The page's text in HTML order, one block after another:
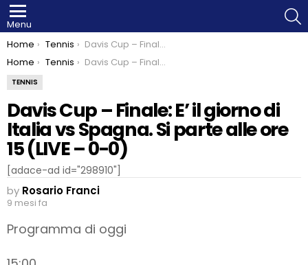
Menu
You are here:
Home Tennis
Davis Cup – Finale: E’ il giorno di Italia vs Spagna. Si parte alle ore 15 (LIVE – 0-0)
You are here:
Home Tennis Davis Cup – Finale: E’ il giorno di Italia vs Spagna. Si parte alle ore 15 (LIVE – 0-0)
TENNIS
Davis Cup – Finale: E’ il giorno di
Italia vs Spagna. Si parte alle ore
15 (LIVE – 0-0)
[adace-ad id="298910"]
by Rosario Franci
9 mesi fa
Programma di oggi